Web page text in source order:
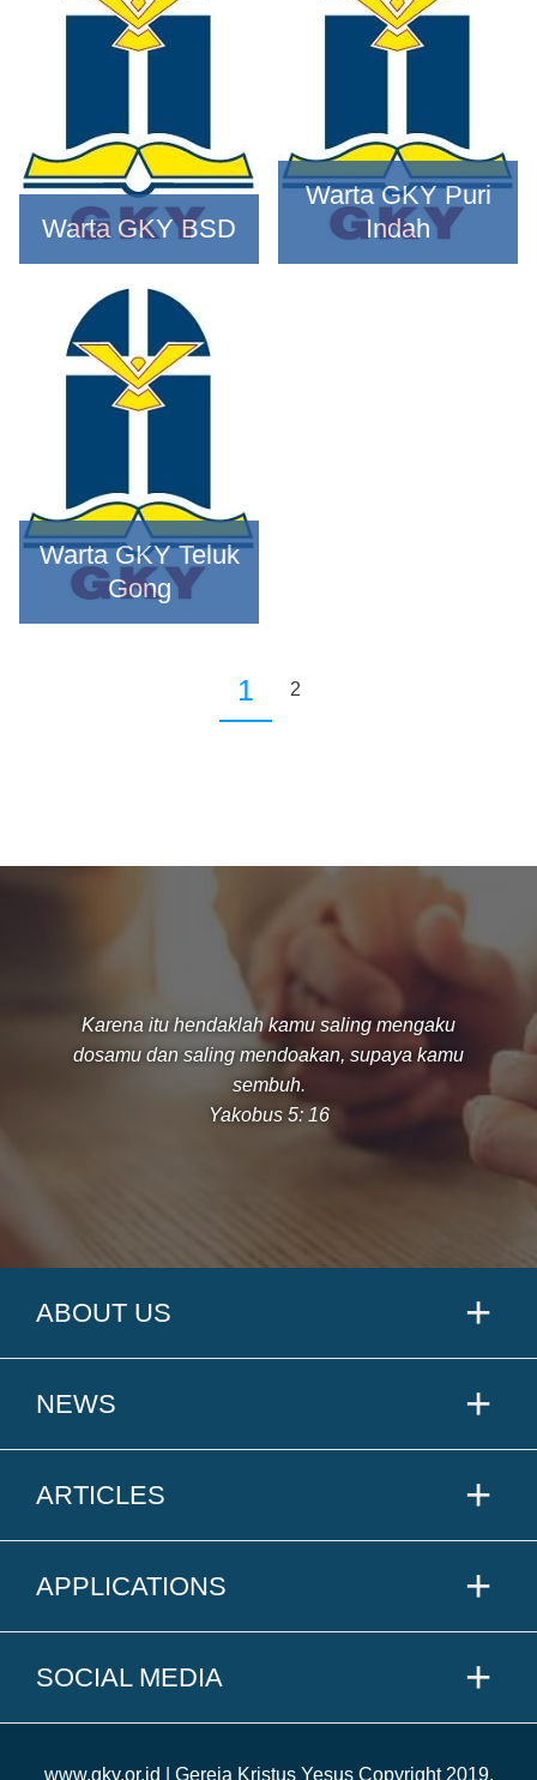
Warta GKY BSD
Warta GKY Puri
Indah
Warta GKY Teluk
Gong
1 2
Karena itu hendaklah kamu saling mengaku
dosamu dan saling mendoakan, supaya kamu
sembuh.
Yakobus 5: 16
ABOUT US
NEWS
ARTICLES
APPLICATIONS
SOCIAL MEDIA
www.gky.or.id | Gereja Kristus Yesus Copyright 2019.